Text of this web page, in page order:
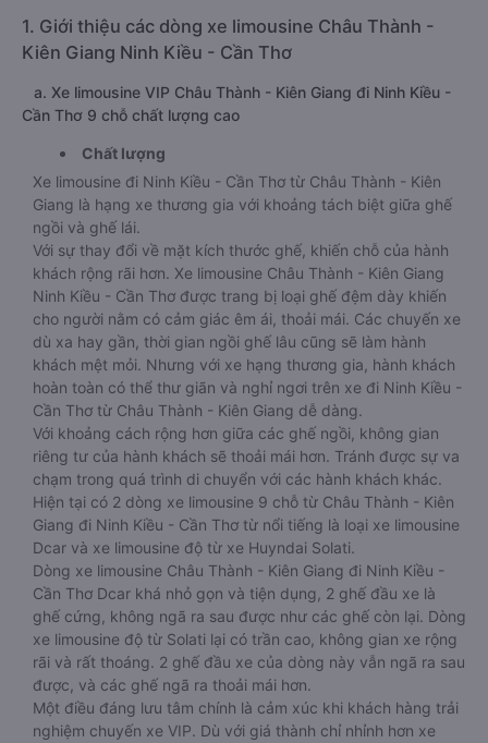
1. Giới thiệu các dòng xe limousine Châu Thành -
Kiên Giang Ninh Kiều - Cần Thơ
a. Xe limousine VIP Châu Thành - Kiên Giang đi Ninh Kiều -
Cần Thơ 9 chỗ chất lượng cao
Chất lượng
Xe limousine đi Ninh Kiều - Cần Thơ từ Châu Thành - Kiên
Giang là hạng xe thương gia với khoảng tách biệt giữa ghế
ngồi và ghế lái.
Với sự thay đổi về mặt kích thước ghế, khiến chỗ của hành
khách rộng rãi hơn. Xe limousine Châu Thành - Kiên Giang
Ninh Kiều - Cần Thơ được trang bị loại ghế đệm dày khiến
cho người nằm có cảm giác êm ái, thoải mái. Các chuyến xe
dù xa hay gần, thời gian ngồi ghế lâu cũng sẽ làm hành
khách mệt mỏi. Nhưng với xe hạng thương gia, hành khách
hoàn toàn có thể thư giãn và nghỉ ngơi trên xe đi Ninh Kiều -
Cần Thơ từ Châu Thành - Kiên Giang dễ dàng.
Với khoảng cách rộng hơn giữa các ghế ngồi, không gian
riêng tư của hành khách sẽ thoải mái hơn. Tránh được sự va
chạm trong quá trình di chuyển với các hành khách khác.
Hiện tại có 2 dòng xe limousine 9 chỗ từ Châu Thành - Kiên
Giang đi Ninh Kiều - Cần Thơ từ nổi tiếng là loại xe limousine
Dcar và xe limousine độ từ xe Huyndai Solati.
Dòng xe limousine Châu Thành - Kiên Giang đi Ninh Kiều -
Cần Thơ Dcar khá nhỏ gọn và tiện dụng, 2 ghế đầu xe là
ghế cứng, không ngã ra sau được như các ghế còn lại. Dòng
xe limousine độ từ Solati lại có trần cao, không gian xe rộng
rãi và rất thoáng. 2 ghế đầu xe của dòng này vẫn ngã ra sau
được, và các ghế ngã ra thoải mái hơn.
Một điều đáng lưu tâm chính là cảm xúc khi khách hàng trải
nghiệm chuyến xe VIP. Dù với giá thành chỉ nhỉnh hơn xe